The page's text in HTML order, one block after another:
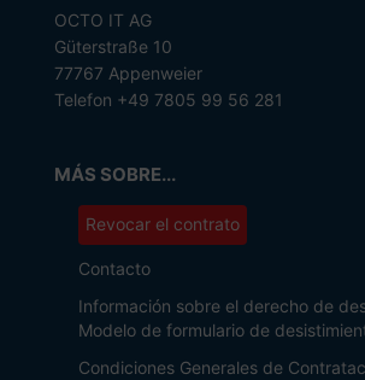
OCTO IT AG
Güterstraße 10
77767 Appenweier
Telefon +49 7805 99 56 281
MÁS SOBRE...
Revocar el contrato
Contacto
Información sobre el derecho de
Modelo de formulario de
Condiciones Generales de